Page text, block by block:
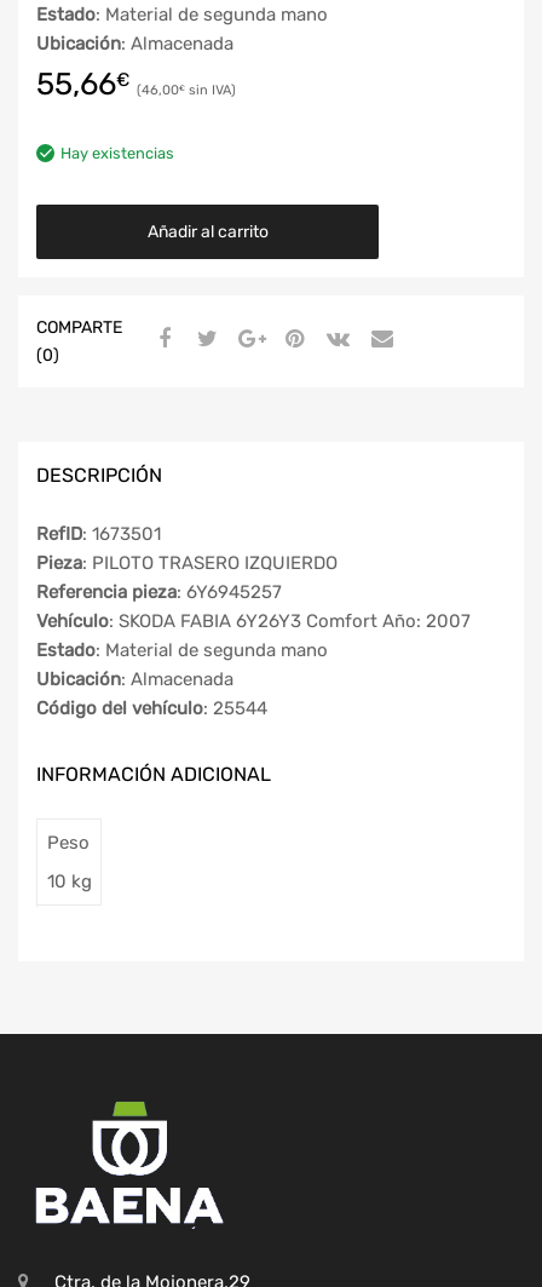
Estado: Material de segunda mano
Ubicación: Almacenada
55,66€ 46,00€
Hay existencias
Añadir al carrito
COMPARTE
(0)
DESCRIPCIÓN
RefID: 1673501
Pieza: PILOTO TRASERO IZQUIERDO
Referencia pieza: 6Y6945257
Vehículo: SKODA FABIA 6Y26Y3 Comfort Año: 2007
Estado: Material de segunda mano
Ubicación: Almacenada
Código del vehículo: 25544
INFORMACIÓN ADICIONAL
Peso
10 kg